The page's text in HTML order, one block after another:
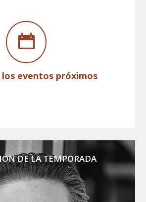
eventos próximos
DE LA TEMPORADA